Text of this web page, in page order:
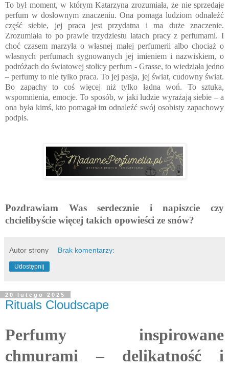
To był moment, w którym Katarzyna zrozumiała, że nie sprzedaje
perfum w dosłownym znaczeniu. Ona pomaga ludziom odnaleźć
część siebie, jej praca jest przydatna i ma duże znaczenie.
Zrozumiała to po prawie trzydziestu latach pracy z perfumami. I
choć czasem marzyła o własnej małej perfumerii albo chociaż o
własnych perfumach sygnowanych jej imieniem i nazwiskiem, o
podróżach do światowej stolicy perfum - Grasse, to wiedziała jedno
– perfumy to nie tylko praca. To jej pasja, jej świat, cudowny świat.
Bo zapachy to coś więcej niż tylko ładna woń. To sztuka,
wspomnienia, emocje. To sposób, w jaki ludzie wyrażają siebie – a
ona była kimś, kto pomagał im odnaleźć swój osobisty zapachowy
podpis.
Pozdrawiam Was serdecznie i napiszcie czy
chcielibyście więcej takich opowieści ze snów?
Autor strony Brak komentarzy:
Udostępnij
20 lutego 2025
Rituals Cloudscape
Perfumy inspirowane
chmurami – delikatność i